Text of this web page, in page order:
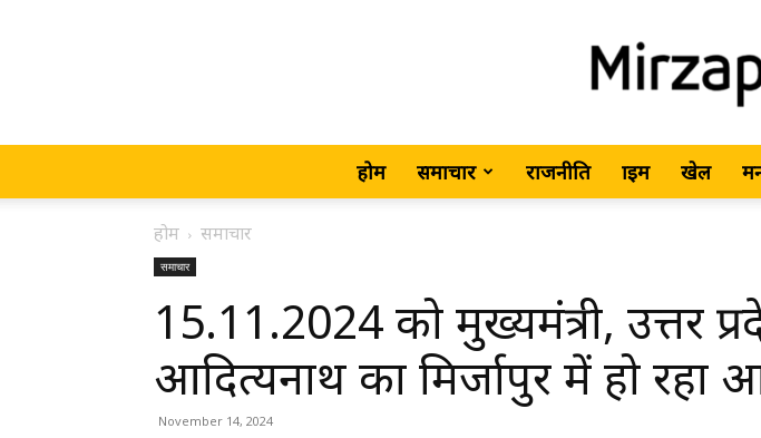
•
होम समाचार राजनीति क्राइम खेल
होम समाचार
समाचार
15.11.2024 को मुख्यमंत्री, उत्तर
आदित्यनाथ का मिर्जापुर में हो रहा
November 14, 2024